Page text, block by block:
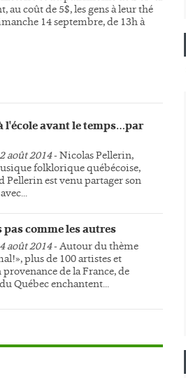
au coût de 5$, les gens à leur thé
14 septembre, de 13h à
l'école avant le temps…par
août 2014- Nicolas Pellerin,
folklorique québécoise,
Pellerin est venu partager son
comme les autres
août 2014- Autour du thème
plus de 100 artistes et
provenance de la France, de
Québec enchantent...